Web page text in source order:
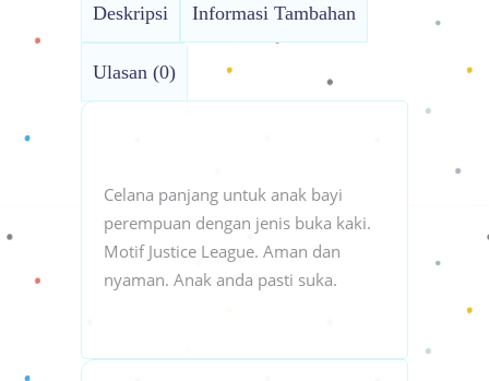
Deskripsi Informasi Tambahan
Ulasan (0)
Celana panjang untuk anak bayi
perempuan dengan jenis buka kaki.
Motif Justice League. Aman dan
nyaman. Anak anda pasti suka.